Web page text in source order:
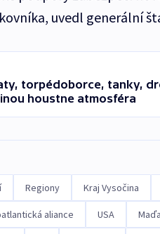
uvedl generální
torpédoborce, tanky,
houstne atmosféra
Regiony Kraj Vysočina
aliance USA